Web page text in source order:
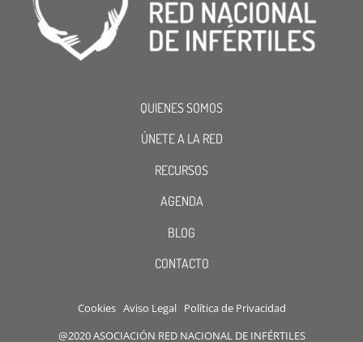
QUIENES SOMOS
ÚNETE A LA RED
RECURSOS
AGENDA
BLOG
CONTACTO
Cookies Aviso Legal Política de Privacidad
@2020 ASOCIACIÓN RED NACIONAL DE INFÉRTILES